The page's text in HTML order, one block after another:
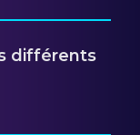
différents